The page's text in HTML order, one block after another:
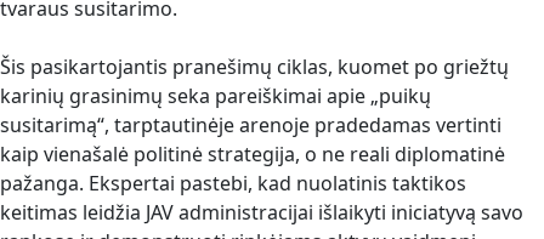
tvaraus susitarimo.
Šis pasikartojantis pranešimų ciklas, kuomet po griežtų
karinių grasinimų seka pareiškimai apie „puikų
susitarimą“, tarptautinėje arenoje pradedamas vertinti
kaip vienašalė politinė strategija, o ne reali diplomatinė
pažanga. Ekspertai pastebi, kad nuolatinis taktikos
keitimas leidžia JAV administracijai išlaikyti iniciatyvą savo